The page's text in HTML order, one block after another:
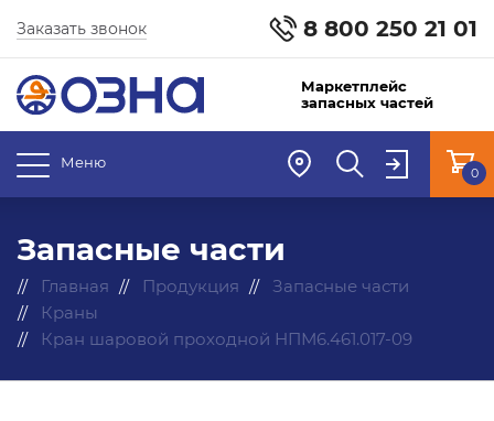
8 800 250 21 01
Заказать звонок
Маркетплейс
запасных частей
Меню
0
Запасные части
Главная Продукция
Запасные части
Краны
Кран шаровой проходной НПМ6.461.017-09